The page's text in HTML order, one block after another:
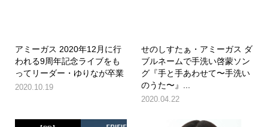
アミーガス 2020年12月に行
われる9周年記念ライブをも
ってリーダー・ゆりなが卒業
2020.10.19
せのしすたぁ・アミーガス ダ
ブルネームで手洗い啓蒙ソン
グ『手と手あわせて〜手洗い
のうた〜』...
2020.04.22